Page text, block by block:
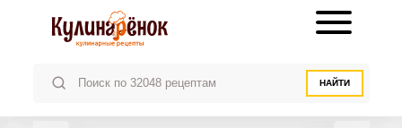
НАЙТИ